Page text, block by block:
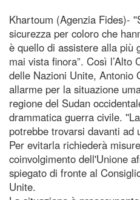
Khartoum (Agenzia Fides)-
sicurezza per coloro che
è quello di assistere alla più
mai vista finora”. Così
delle Nazioni Unite, Antonio
allarme per la situazione
regione del Sudan
drammatica guerra civile.
potrebbe trovarsi davanti ad
Per evitarla richiederà
coinvolgimento dell'Unione
spiegato di fronte al
Unite.